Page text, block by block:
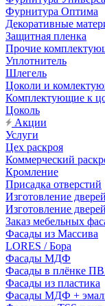
Фурнитура Оптима
Декоративные
Защитная пленка
Прочие
Уплотнитель
Шлегель
Цоколи и
Комплектующие к
Цоколь
Акции
Услуги
Цех раскроя
Коммерческий
Кромление
Присадка отверстий
Изготовление
Изготовление
Заказ мебельных
Фасады из Массива
LORES / Бора
Фасады МДФ
Фасады в плёнке
Фасады из пластика
Фасады МДФ +